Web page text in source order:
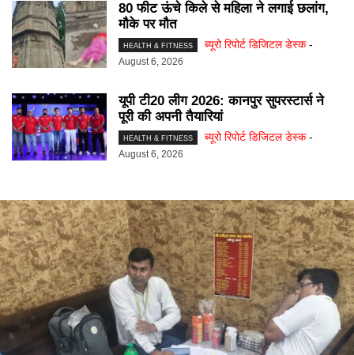
80 फीट ऊंचे किले से महिला ने लगाई छलांग,
मौके पर मौत
HEALTH & FITNESS ब्यूरो रिपोर्ट डिजिटल डेस्क -
August 6, 2026
यूपी टी20 लीग 2026: कानपुर सुपरस्टार्स ने
पूरी की अपनी तैयारियां
HEALTH & FITNESS ब्यूरो रिपोर्ट डिजिटल डेस्क -
August 6, 2026